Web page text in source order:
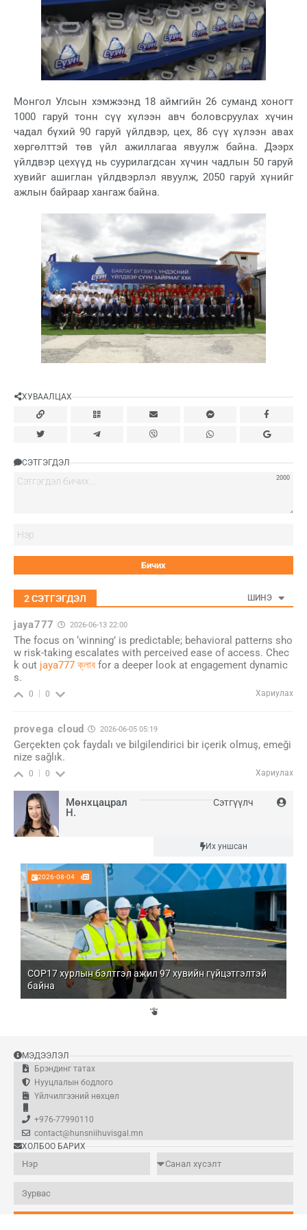
Мөнхцацрал
Н.
Сэтгүүлч
Их уншсан
2026-08-04
COP17 хурлын бэлтгэл ажил 97 хувийн гүйцэтгэлтэй
байна
Монгол Улсын хэмжээнд 18 аймгийн 26 суманд хоногт
1000 гаруй тонн сүү хүлээн авч боловсруулах хүчин
чадал бүхий 90 гаруй үйлдвэр, цех, 86 сүү хүлээн авах
хөргөлттэй төв үйл ажиллагаа явуулж байна. Дээрх
үйлдвэр цехүүд нь суурилагдсан хүчин чадлын 50 гаруй
хувийг ашиглан үйлдвэрлэл явуулж, 2050 гаруй хүнийг
ажлын байраар хангаж байна.
ХУВААЛЦАХ
СЭТГЭГДЭЛ
2000
2СЭТГЭГДЭЛ ШИНЭ
jaya777 2026-06-13 22:00
The focus on ‘winning’ is predictable; behavioral patterns sho
w risk-taking escalates with perceived ease of access. Chec
k out jaya777 ক্লাব for a deeper look at engagement dynamic
s.
0 0 Хариулах
provega cloud 2026-06-05 05:19
Gerçekten çok faydalı ve bilgilendirici bir içerik olmuş, emeği
nize sağlık.
0 0 Хариулах
МЭДЭЭЛЭЛ
Брэндинг татах
Нууцлалын бодлого
Үйлчилгээний нөхцөл
+976-77990110
contact@hunsniihuvisgal.mn
ХОЛБОО БАРИХ